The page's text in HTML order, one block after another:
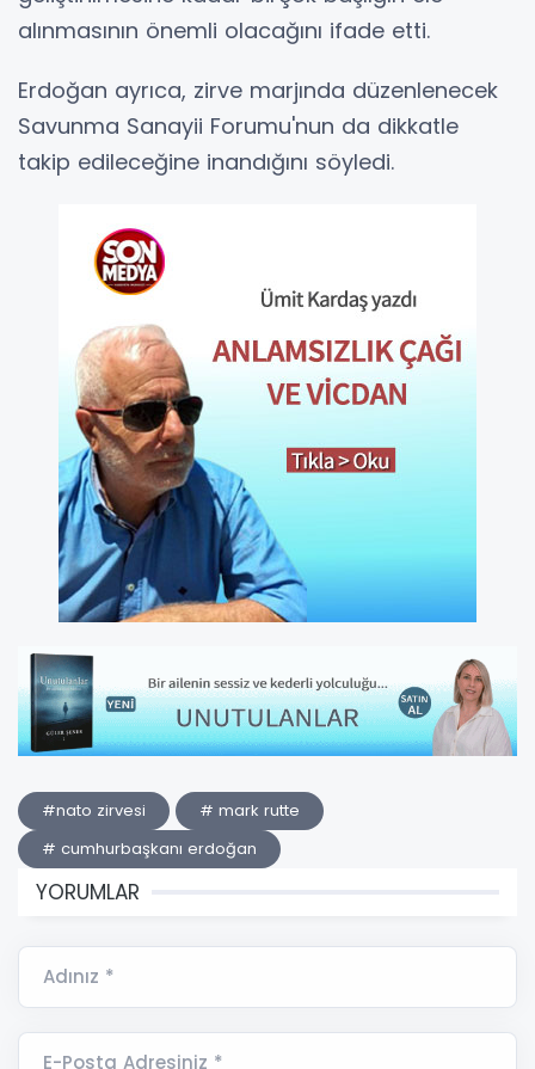
alınmasının önemli olacağını ifade etti.
Erdoğan ayrıca, zirve marjında düzenlenecek
Savunma Sanayii Forumu'nun da dikkatle
takip edileceğine inandığını söyledi.
#nato zirvesi
# mark rutte
# cumhurbaşkanı erdoğan
YORUMLAR
Adınız *
E-Posta Adresiniz *